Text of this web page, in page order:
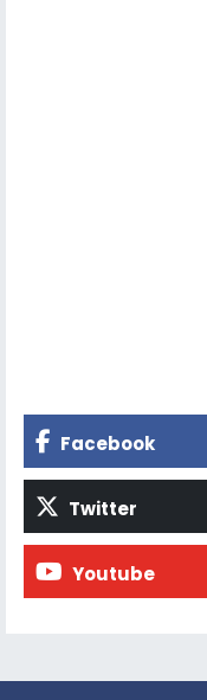
Facebook
Twitter
Youtube